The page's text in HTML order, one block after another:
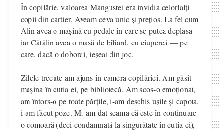
În copilărie, valoarea Mangustei era invidia celorlalți
copii din cartier. Aveam ceva unic și prețios. La fel cum
Alin avea o mașină cu pedale în care se putea deplasa,
iar Cătălin avea o masă de biliard, cu ciupercă — pe
care, dacă o doborai, ieșeai din joc.
Zilele trecute am ajuns în camera copilăriei. Am găsit
mașina în cutia ei, pe bibliotecă. Am scos-o emoționat,
am întors-o pe toate părțile, i-am deschis ușile și capota,
i-am făcut poze. Mi-am dat seama că este în continuare
o comoară (deci condamnată la singurătate în cutia ei),